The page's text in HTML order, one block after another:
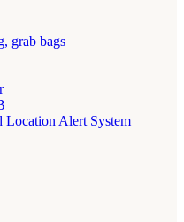
grab bags
Alert System